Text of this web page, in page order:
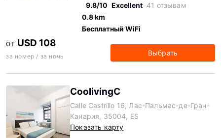
9.8/10 Excellent 41 отзывам
0.8 km
Бесплатный WiFi
ОТ USD 108
за номер / за ночь Выбрать
CoolivingC
Calle Castrillo 16, Лас-Пальмас-де-Гран-
Канария, 35004, ES
Показать карту